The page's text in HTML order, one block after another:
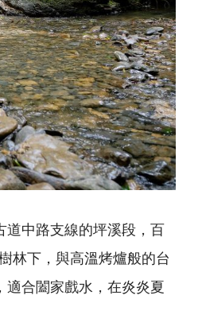
中路支線的坪溪段，百
林下，與高溫烤爐般的台
合闔家戲水，在炎炎夏